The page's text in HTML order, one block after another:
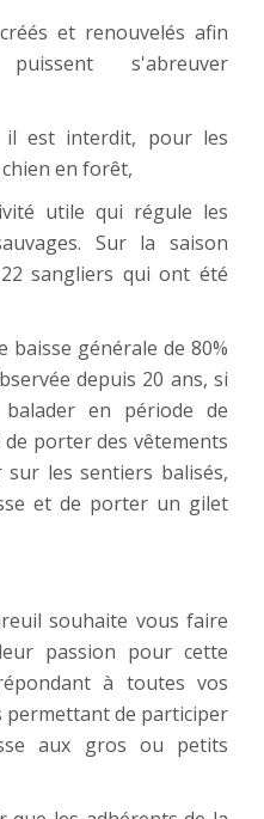
et renouvelés afin
s'abreuver
il est interdit, pour les
en forêt,
utile qui régule les
Sur la saison
sangliers qui ont été
baisse générale de 80%
depuis 20 ans, si
en période de
de porter des vêtements
les sentiers balisés,
et de porter un gilet
souhaite vous faire
passion pour cette
à toutes vos
permettant de participer
aux gros ou petits